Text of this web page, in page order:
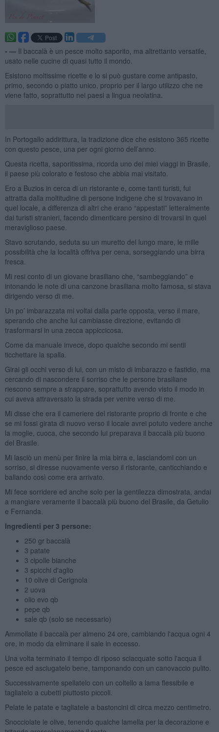
- — Il baccalà è un pesce molto saporito, ma altrettanto versatile,
usato nelle cucine di quasi tutto il mondo.
Esistono moltissime ricette e lo si può gustare come antipasto,
primo, secondo o piatto unico, proprio per il largo utilizzo che ne
viene fatto, soprattutto nei paesi a lingua neolatina.
In Portogallo addirittura, la tradizione dice che esistono 365 ricette
con questo pesce, una per ogni giorno dell’anno.
Questa ricetta, saporitissima, ricorda uno dei miei viaggi in Brasile,
il paese più colorato e festoso che abbia mai visitato.
Ero a Buzios in cerca di un ristorante e, come tanti turisti, fui
attratta dalla moltitudine di persone indigene che si trovavano in
quel locale, a differenza di altri che erano “appestati” letteralmente
dai turisti stranieri, facendo dimenticare persino di trovarsi in quel
meraviglioso paese.
Stavo scrutando, seduta su un muretto del lungo mare, le mille
possibilità che la località offriva per cena, sorseggiando una birra
fresca.
Mi resi conto di un giovane brasiliano che, “sambeggiando” e
intonando le note di una canzone brasiliana molto famosa, si stava
dirigendo verso di me.
Un po’ imbarazzata mi voltai dalla parte opposta, verso il mare,
sperando che anche lui cambiasse direzione, evitando di
trasformarsi in una zecca appiccicosa.
Come da manuale invece, dopo qualche secondo mi sentii
ticchettare la spalla.
Girai gli occhi verso di lui, con un misto di imbarazzo e fastidio, ma
cercando di nascondere il sorriso che le persone brasiliane
riescono sempre a strappare, soprattutto avendo visto il modo in
cui aveva attraversato la strada per venire verso di me.
Mi disse che era il cameriere del ristorante proprio di fronte e che
se mi fossi girata di nuovo verso il locale avrei potuto vedere anche
la moglie, cuoca, che secondo lui preparava il baccalà più buono
del Brasile.
Mi lasciò un menù per finire la mia birra e, lasciandomi con un
sorriso, si diresse nuovamente verso il ristorante, canticchiando e
ballando così come era arrivato.
Mi fece sorridere ed anche solo per la gentilezza dimostrata, andai
a mangiare veramente il baccalà più buono del Brasile, da Getulio
e Fernanda.
Ingredienti per 3 persone:
250 gr baccalà
3 patate
3 cipolle bianche
3 spicchi d'aglio
10 olive di Cerignola
2 uova
olio evo qb
pepe qb
sale qb (solo se necessario)
Ammollate il baccalà per almeno 24 ore, cambiando l'acqua ogni 4
ore, in modo da eliminare il sale in eccesso.
Una volta terminato il tempo di riposo sciacquate sotto l'acqua il
pesce ed asciugatelo bene, tamponando con un canovaccio pulito.
Successivamente spellatelo con un coltello a lama flessibile e
tagliatelo a cubetti piuttosto piccoli.
Pelate le patate e tagliatele a bastoncini di circa mezzo centimetro.
Snocciolate le olive, tenendo qualche lamella per la decorazione e